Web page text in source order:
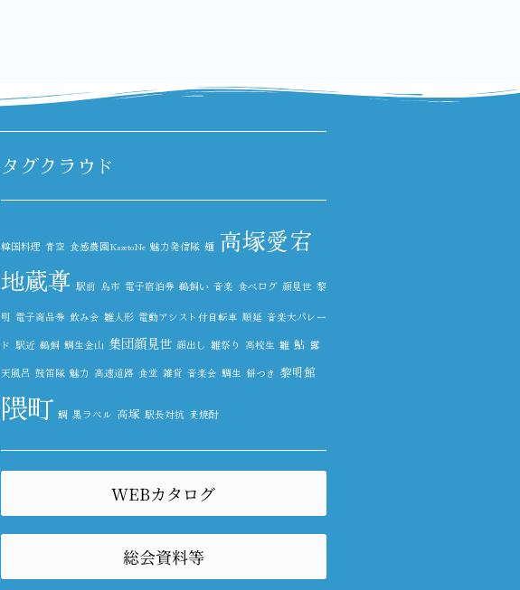
タグクラウド
韓国料理 青空 食感農園KazetoNe 魅力発信隊 麺 高塚愛宕
地蔵尊 駅前 鳥市 電子宿泊券 鵜飼い 音楽 食べログ 顔見世 黎
明 電子商品券 飲み会 雛人形 電動アシスト付自転車 順延 音楽大パレー
ド 駅近 鵜飼 鯛生金山 集団顔見世 顔出し 雛祭り 高校生 雛 鮎 露
天風呂 鼓笛隊 魅力 高速道路 食堂 雑貨 音楽会 鯛生 餅つき 黎明館
隈町 鯛 黒ラベル 高塚 駅長対抗 麦焼酎
WEBカタログ
総会資料等